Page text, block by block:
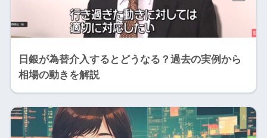
日銀が為替介入するとどうなる？過去の実例から
相場の動きを解説